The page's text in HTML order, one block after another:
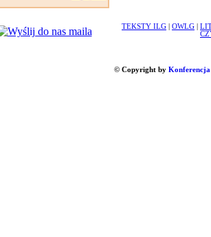
TEKSTY ILG OWLG
© Copyright by Konferencja